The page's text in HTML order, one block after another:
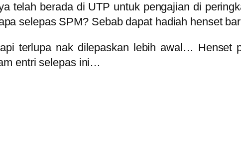
telah berada di UTP untuk pengajian di
selepas SPM? Sebab dapat hadiah henset
terlupa nak dilepaskan lebih awal… Henset
entri selepas ini…